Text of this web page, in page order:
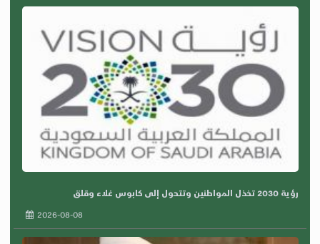
رؤية 2030 تخذل المواطنين وتتحول إلى كابوس غلاء وقلق
2026-08-08